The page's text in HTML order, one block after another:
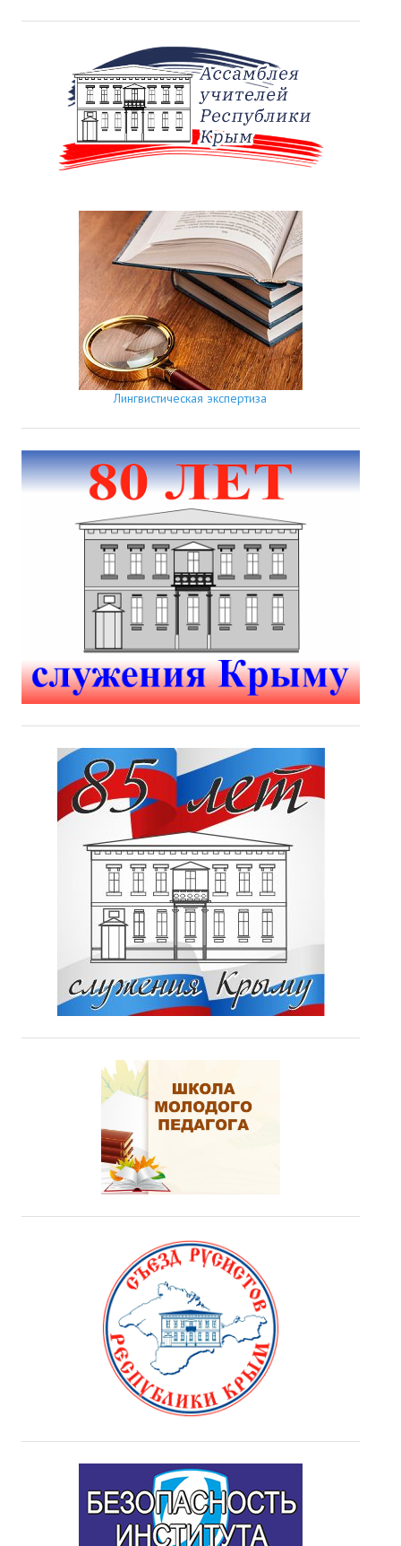
Лингвистическая экспертиза